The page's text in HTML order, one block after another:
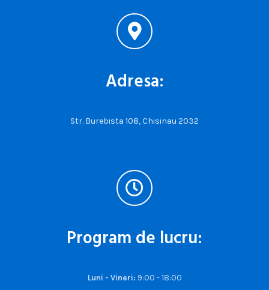
Adresa:
Str. Burebista 108, Chisinau 2032
Program de lucru:
Luni - Vineri: 9:00 - 18:00